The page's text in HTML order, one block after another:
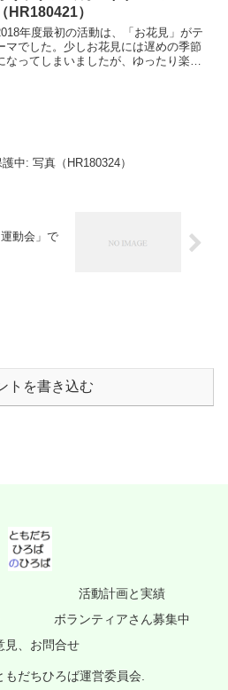
（HR180421）
年度最初の活動は、「お花見」がテ
マでした。少しお花見には遅めの季節
なってしまいましたが、ゆったり楽し
中: 写真（HR180324）
動会」で
トを書き込む
活動計画と実績
ボランティアさん募集中
見、お問合せ
だちひろば運営委員会.